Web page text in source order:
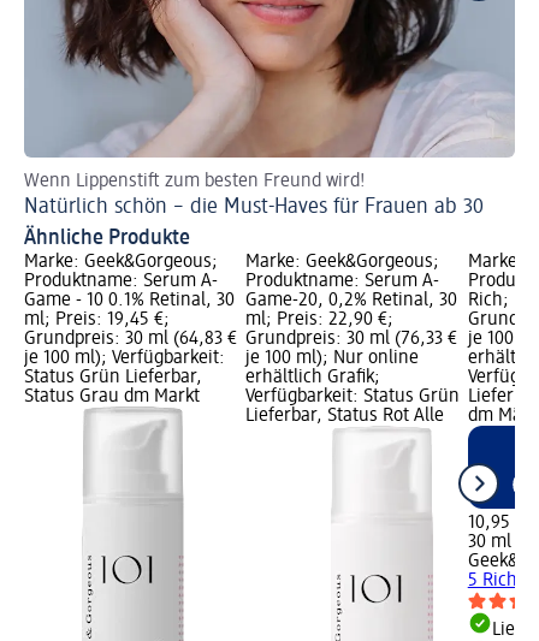
Wenn Lippenstift zum besten Freund wird!
Natürlich schön – die Must-Haves für Frauen ab 30
Ähnliche Produkte
Marke: Geek&Gorgeous;
Produktname: Serum A-
Game - 10 0.1% Retinal, 30
ml; Preis: 19,45 €;
Grundpreis: 30 ml (64,83 €
je 100 ml); Verfügbarkeit:
Status Grün Lieferbar,
Status Grau dm Markt
Marke: Geek&Gorgeous;
Produktname: Serum A-
Game-20, 0,2% Retinal, 30
ml; Preis: 22,90 €;
Grundpreis: 30 ml (76,33 €
je 100 ml); Nur online
erhältlich Grafik;
Verfügbarkeit: Status Grün
Lieferbar, Status Rot Alle
Marke:
Rich;
je 100
dm
10,95 €
30 ml
5 Rich